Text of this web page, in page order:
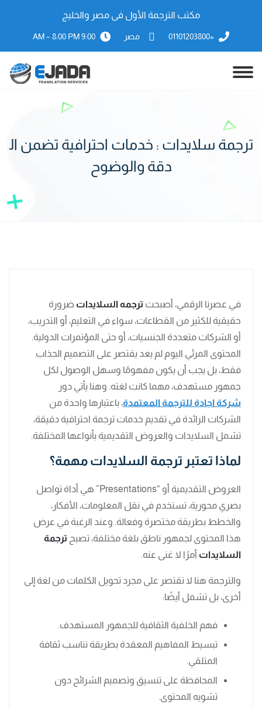
مكتب الترجمة الأول فى مصر والخليج
+01101203800 مصر 9:00 AM – 8:00 PM
ترجمة سلايدات : خدمات احترافية تضمن ال
دقة والوضوح
في عصرنا الرقمي، أصبحت ترجمه السلايدات ضرورة
حقيقية للكثير من القطاعات، سواء في التعليم، أو التدريب،
أو الشركات متعددة الجنسيات، أو حتى المؤتمرات الدولية.
المحتوى المرئي اليوم لم يعد يقتصر على التصميم الجذاب
فقط، بل يجب أن يكون مفهومًا وسهل الوصول لكل
جمهور مستهدف، مهما كانت لغته. وهنا يأتي دور
شركة اجادة للترجمة المعتمدة، باعتبارها واحدة من
الشركات الرائدة في تقديم خدمات ترجمة احترافية دقيقة،
تشمل السلايدات والعروض التقديمية بأنواعها المختلفة.
لماذا تعتبر ترجمة السلايدات مهمة؟
العروض التقديمية أو “Presentations” هي أداة تواصل
بصري محورية، تستخدم في نقل المعلومات، الأفكار،
والخطط بطريقة مختصرة وفعالة. وعند الرغبة في عرض
هذا المحتوى لجمهور ناطق بلغة مختلفة، تصبح ترجمة
السلايدات أمرًا لا غنى عنه.
والترجمة هنا لا تقتصر على مجرد تحويل الكلمات من لغة إلى
أخرى، بل تشمل أيضًا:
فهم الخلفية الثقافية للجمهور المستهدف.
تبسيط المفاهيم المعقدة بطريقة تناسب ثقافة
المتلقي.
المحافظة على تنسيق وتصميم الشرائح دون
تشويه المحتوى.